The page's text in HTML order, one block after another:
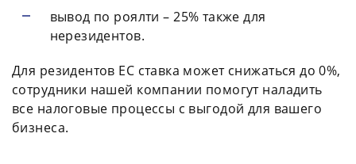
вывод по роялти – 25% также для
нерезидентов.
Для резидентов ЕС ставка может снижаться до 0%,
сотрудники нашей компании помогут наладить
все налоговые процессы с выгодой для вашего
бизнеса.